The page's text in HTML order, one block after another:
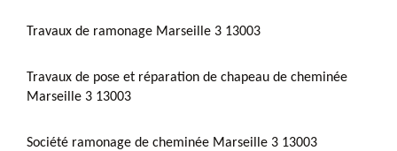
Travaux de ramonage Marseille 3 13003
Travaux de pose et réparation de chapeau de cheminée
Marseille 3 13003
Société ramonage de cheminée Marseille 3 13003